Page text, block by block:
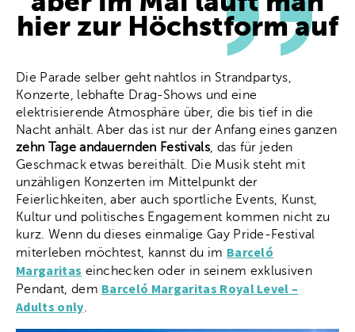
hier zur Höchstform auf
Die Parade selber geht nahtlos in Strandpartys,
Konzerte, lebhafte Drag-Shows und eine
elektrisierende Atmosphäre über, die bis tief in die
Nacht anhält. Aber das ist nur der Anfang eines ganzen
zehn Tage andauernden Festivals, das für jeden
Geschmack etwas bereithält. Die Musik steht mit
unzähligen Konzerten im Mittelpunkt der
Feierlichkeiten, aber auch sportliche Events, Kunst,
Kultur und politisches Engagement kommen nicht zu
kurz. Wenn du dieses einmalige Gay Pride-Festival
miterleben möchtest, kannst du im Barceló
Margaritas einchecken oder in seinem exklusiven
Pendant, dem Barceló Margaritas Royal Level –
Adults only.